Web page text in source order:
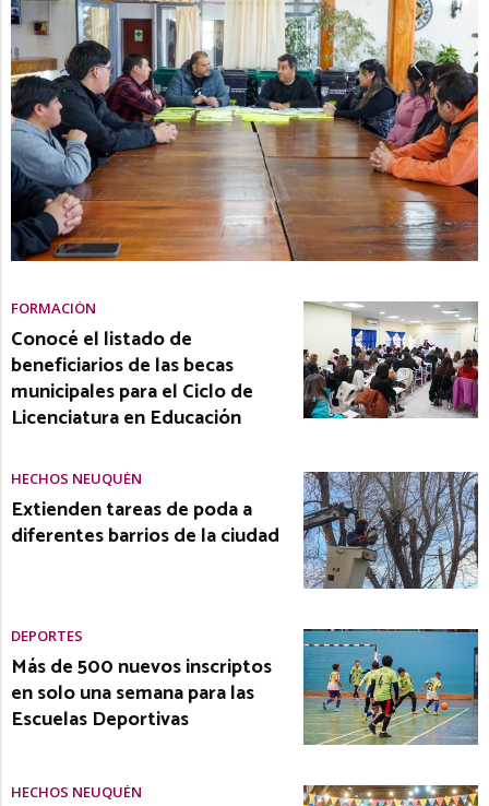
FORMACIÓN
Conocé el listado de
beneficiarios de las becas
municipales para el Ciclo de
Licenciatura en Educación
HECHOS NEUQUÉN
Extienden tareas de poda a
diferentes barrios de la ciudad
DEPORTES
Más de 500 nuevos inscriptos
en solo una semana para las
Escuelas Deportivas
HECHOS NEUQUÉN